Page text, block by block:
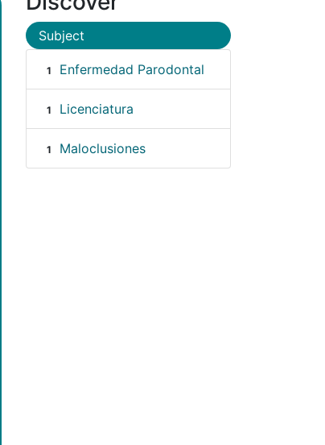
Subject
1 Enfermedad Parodontal
1 Licenciatura
1 Maloclusiones